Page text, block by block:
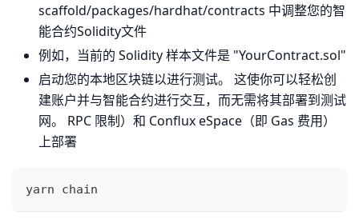
scaffold/packages/hardhat/contracts 中调整您的智
能合约Solidity文件
例如，当前的 Solidity 样本文件是 "YourContract.sol"
启动您的本地区块链以进行测试。 这使你可以轻松创
建账户并与智能合约进行交互，而无需将其部署到测试
网。 RPC 限制）和 Conflux eSpace（即 Gas 费用）
上部署
yarn chain